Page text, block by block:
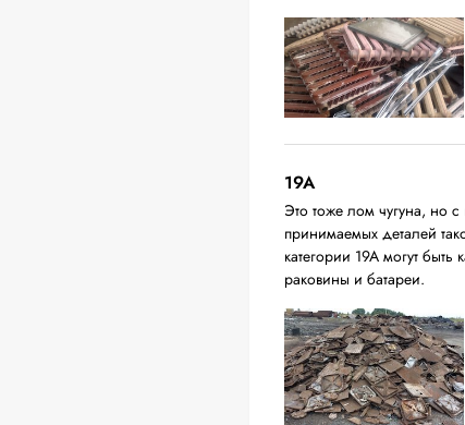
19A
Это тоже лом чугуна, но
принимаемых деталей
категории 19А могут
раковины и батареи.